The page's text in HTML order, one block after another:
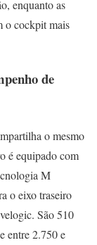
enquanto as
o cockpit mais
de
o mesmo
é equipado com
M
o eixo traseiro
São 510
entre 2.750 e